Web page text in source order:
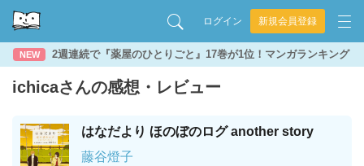
ログイン 新規会員登録
NEW 2週連続で『薬屋のひとりごと』17巻が1位！マンガランキング
ichicaさんの感想・レビュー
はなだより ほのぼのログ another story
藤谷燈子